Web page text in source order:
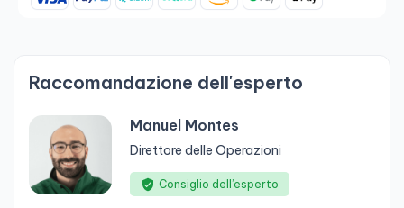
Raccomandazione dell'esperto
Manuel Montes
Direttore delle Operazioni
Consiglio dell’esperto